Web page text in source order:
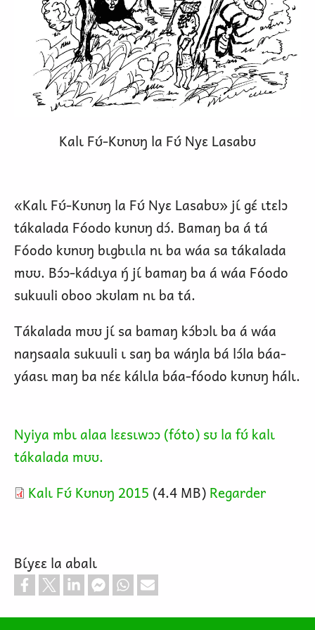
Kalɩ Fʊ́-Kʊnʊŋ la Fʊ́ Nyɛ Lasabʊ
«Kalɩ Fʊ́-Kʊnʊŋ la Fʊ́ Nyɛ Lasabʊ» jɩ́ gɛ́ ɩtɛlɔ
tákalada Fóodo kʊnʊŋ dɔ́. Bamaŋ ba á tá
Fóodo kʊnʊŋ bɩgbɩɩla nɩ ba wáa sa tákalada
mʊʊ. Bɔ́ɔ-kádɩya ŋ́ jɩ́ bamaŋ ba á wáa Fóodo
sukuuli oboo ɔkʊlam nɩ ba tá.
Tákalada mʊʊ jɩ́ sa bamaŋ kɔ́bɔlɩ ba á wáa
naŋsaala sukuuli ɩ saŋ ba wáŋla bá lɔ́la báa-
yáasɩ maŋ ba nɛ́ɛ kálɩla báa-fóodo kʊnʊŋ hálɩ.
Nyiya mbɩ alaa lɛɛsɩwɔɔ (fóto) sʊ la fʊ́ kalɩ
tákalada mʊʊ.
Kalɩ Fʊ́ Kʊnʊŋ 2015 (4.4 MB)Regarder
Bɩ́yɛɛ la abalɩ